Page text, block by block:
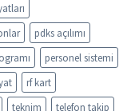
pdks açılımı
personel sistemi
rf kart
teknim
telefon takip